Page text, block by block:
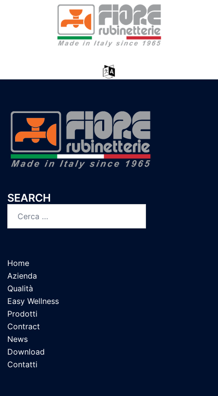
SEARCH
Home
Azienda
Qualità
Easy Wellness
Prodotti
Contract
News
Download
Contatti